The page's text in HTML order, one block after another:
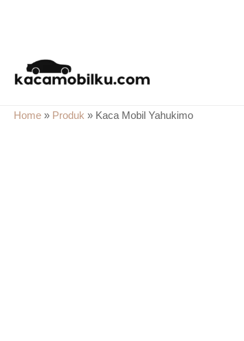
content
Home » Produk » Kaca Mobil Yahukimo